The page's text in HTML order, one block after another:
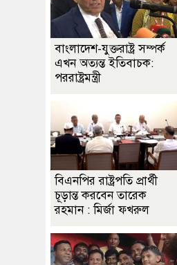
বাংলাদেশ-যুক্তরাষ্ট্র সম্পর্ক
এখন অত্যন্ত ইতিবাচক:
পররাষ্ট্রমন্ত্রী
বিএনপির রাষ্ট্রপতি প্রার্থী
চূড়ান্ত করবেন তারেক
রহমান : মির্জা ফখরুল